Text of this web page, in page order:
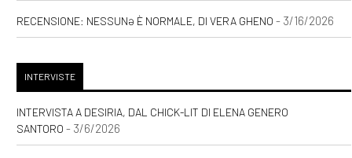
RECENSIONE: NESSUNƏ È NORMALE, DI VERA GHENO - 3/16/2026
INTERVISTE
INTERVISTA A DESIRIA, DAL CHICK-LIT DI ELENA GENERO
SANTORO - 3/6/2026